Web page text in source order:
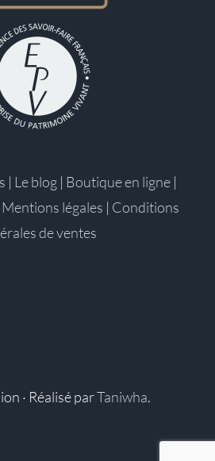
| Le blog | Boutique en ligne |
Mentions légales | Conditions
de ventes
· Réalisé parTaniwha.